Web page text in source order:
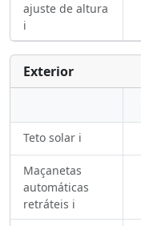
ajuste de altura
ℹ️
Exterior
Teto solar ℹ️
Maçanetas
automáticas
retráteis ℹ️